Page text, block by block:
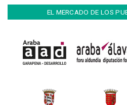
EL MERCADO DE LOS